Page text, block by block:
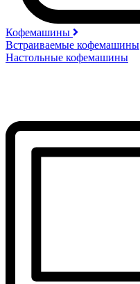
Кофемашины
Встраиваемые кофемашины
Настольные кофемашины